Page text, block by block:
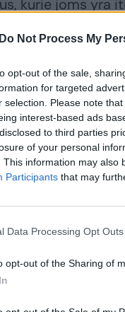
Do Not Process My
opt-out of the sale,
for targeted
selection. Please note
interest-based ads
to third parties
of your personal
This information may also
Participants that may
Data Processing Opt Outs
opt-out of the Sharing of
kurie joms yra
Užpuolė
Problema slypi
patikrinkite jas